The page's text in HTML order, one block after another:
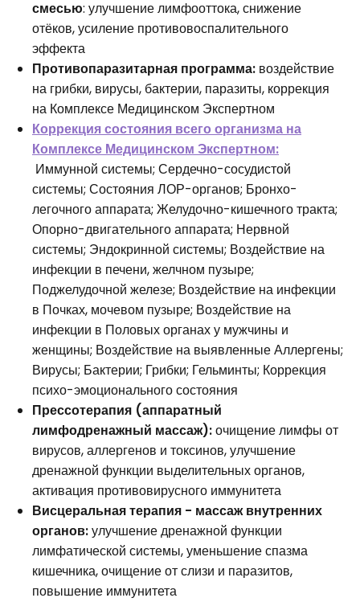
смесью: улучшение лимфооттока, снижение
отёков, усиление противовоспалительного
эффекта
Противопаразитарная программа: воздействие
на грибки, вирусы, бактерии, паразиты, коррекция
на Комплексе Медицинском Экспертном
Коррекция состояния всего организма на
Комплексе Медицинском Экспертном:
Иммунной системы; Сердечно-сосудистой
системы; Состояния ЛОР-органов; Бронхо-
легочного аппарата; Желудочно-кишечного тракта;
Опорно-двигательного аппарата; Нервной
системы; Эндокринной системы; Воздействие на
инфекции в печени, желчном пузыре;
Поджелудочной железе; Воздействие на инфекции
в Почках, мочевом пузыре; Воздействие на
инфекции в Половых органах у мужчины и
женщины; Воздействие на выявленные Аллергены;
Вирусы; Бактерии; Грибки; Гельминты; Коррекция
психо-эмоционального состояния
Прессотерапия (аппаратный
лимфодренажный массаж):очищение лимфы от
вирусов, аллергенов и токсинов, улучшение
дренажной функции выделительных органов,
активация противовирусного иммунитета
Висцеральная терапия - массаж внутренних
органов:улучшение дренажной функции
лимфатической системы, уменьшение спазма
кишечника, очищение от слизи и паразитов,
повышение иммунитета